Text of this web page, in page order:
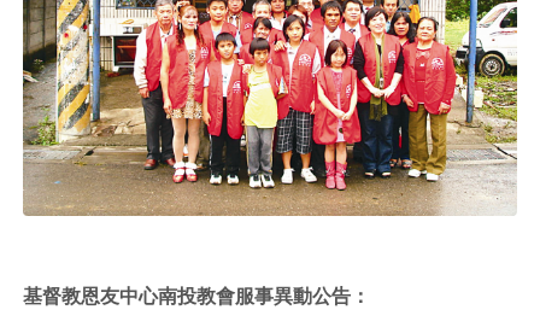
基督教恩友中心南投教會服事異動公告：